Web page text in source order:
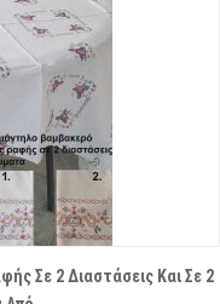
Σε 2 Διαστάσεις Και Σε 2